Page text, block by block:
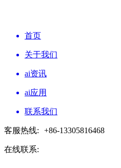
首页
关于我们
ai资讯
ai应用
联系我们
客服热线: +86-13305816468
在线联系: